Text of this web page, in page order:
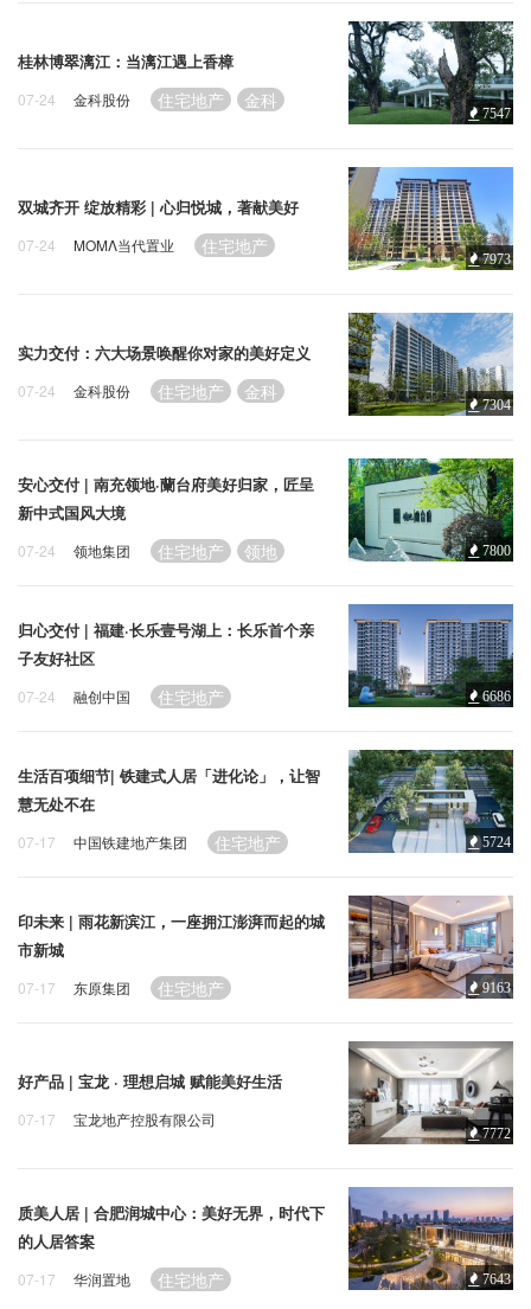
桂林博翠漓江：当漓江遇上香樟
07-24 金科股份 住宅地产 金科
7547
双城齐开 绽放精彩 | 心归悦城，著献美好
07-24 MOMΛ当代置业 住宅地产
7973
实力交付：六大场景唤醒你对家的美好定义
07-24 金科股份 住宅地产 金科
7304
安心交付 | 南充领地·蘭台府美好归家，匠呈
新中式国风大境
07-24 领地集团 住宅地产 领地 7800
归心交付 | 福建·长乐壹号湖上：长乐首个亲
子友好社区
07-24 融创中国 住宅地产 6686
生活百项细节| 铁建式人居「进化论」，让智
慧无处不在
07-17 中国铁建地产集团 住宅地产 5724
印未来 | 雨花新滨江，一座拥江澎湃而起的城
市新城
07-17 东原集团 住宅地产 9163
好产品 | 宝龙 · 理想启城 赋能美好生活
07-17 宝龙地产控股有限公司
7772
质美人居 | 合肥润城中心：美好无界，时代下
的人居答案
07-17 华润置地 住宅地产 7643